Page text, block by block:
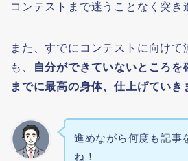
コンテストまで迷うことなく突き
また、すでにコンテストに向けて
も、
自分ができていないところを
までに最高の身体、仕上げていき
進めながら何度も記事
ね！